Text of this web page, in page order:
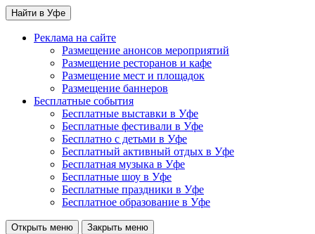
Найти в Уфе
Реклама на сайте
Размещение анонсов мероприятий
Размещение ресторанов и кафе
Размещение мест и площадок
Размещение баннеров
Бесплатные события
Бесплатные выставки в Уфе
Бесплатные фестивали в Уфе
Бесплатно с детьми в Уфе
Бесплатный активный отдых в Уфе
Бесплатная музыка в Уфе
Бесплатные шоу в Уфе
Бесплатные праздники в Уфе
Бесплатное образование в Уфе
Открыть меню Закрыть меню